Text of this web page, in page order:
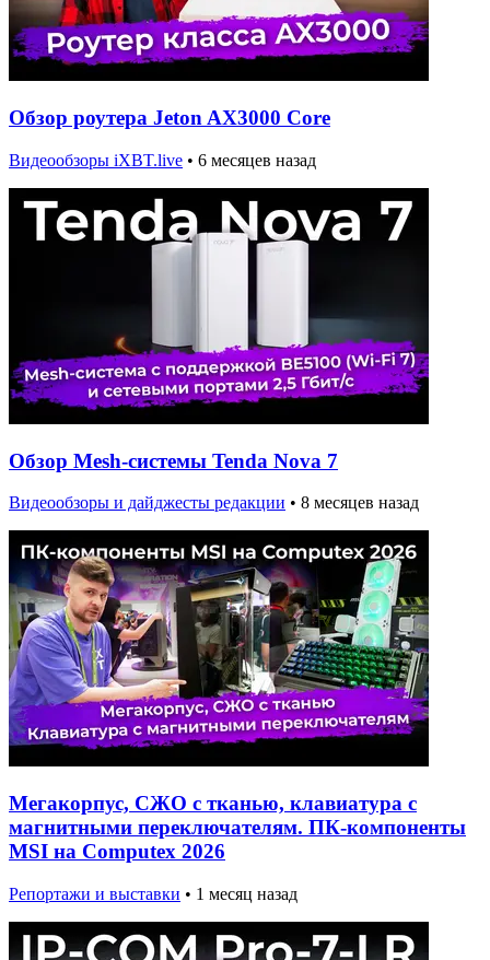
Обзор роутера Jeton AX3000 Core
Видеообзоры iXBT.live • 6 месяцев назад
Обзор Mesh-системы Tenda Nova 7
Видеообзоры и дайджесты редакции • 8 месяцев назад
Мегакорпус, СЖО с тканью, клавиатура с
магнитными переключателям. ПК-компоненты
MSI на Computex 2026
Репортажи и выставки • 1 месяц назад